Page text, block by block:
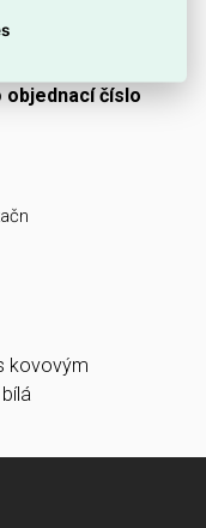
a neutrální
objednací číslo
kovovým